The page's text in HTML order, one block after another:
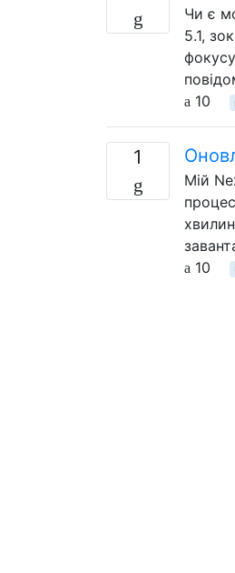
Чи є
5.1,
10
1
Мій
10